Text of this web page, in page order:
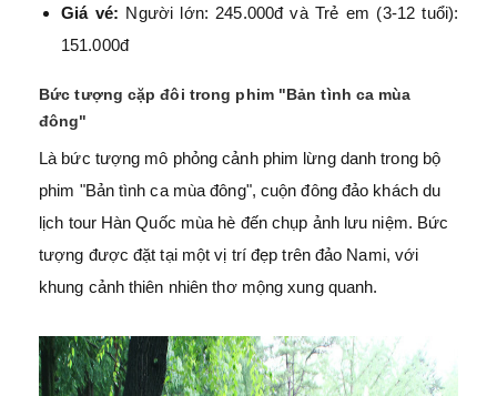
Giá vé: Người lớn: 245.000đ và Trẻ em (3-12 tuổi):
151.000đ
Bức tượng cặp đôi trong phim "Bản tình ca mùa
đông"
Là bức tượng mô phỏng cảnh phim lừng danh trong bộ
phim "Bản tình ca mùa đông", cuộn đông đảo khách du
lịch tour Hàn Quốc mùa hè đến chụp ảnh lưu niệm. Bức
tượng được đặt tại một vị trí đẹp trên đảo Nami, với
khung cảnh thiên nhiên thơ mộng xung quanh.